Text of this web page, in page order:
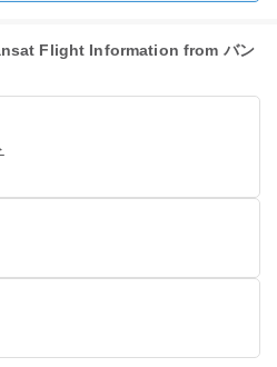
Flight Information from バン